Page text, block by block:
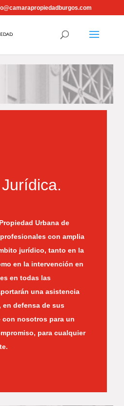
Urbana de
con amplia
jurídico, tanto en la
en la intervención en
en todas las
una asistencia
defensa de sus
con nosotros para un
para cualquier